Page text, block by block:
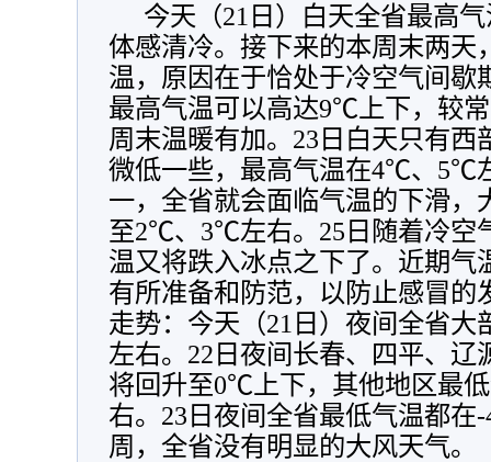
今天（21日）白天全省最高
体感清冷。接下来的本周末两天
温，原因在于恰处于冷空气间歇
最高气温可以高达9℃上下，较
周末温暖有加。23日白天只有
微低一些，最高气温在4℃、5℃
一，全省就会面临气温的下滑，
至2℃、3℃左右。25日随着冷空
温又将跌入冰点之下了。近期气
有所准备和防范，以防止感冒的
走势：今天（21日）夜间全省
左右。22日夜间长春、四平、辽
将回升至0℃上下，其他地区最
右。23日夜间全省最低气温都
周，全省没有明显的大风天气。